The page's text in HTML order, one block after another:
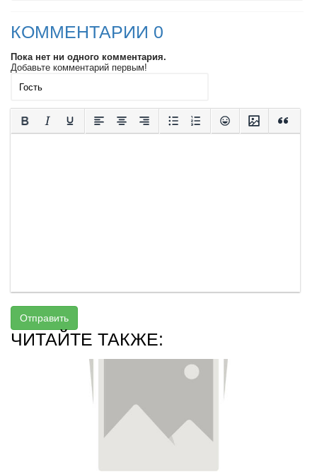
КОММЕНТАРИИ 0
Пока нет ни одного комментария.
Добавьте комментарий первым!
Отправить
ЧИТАЙТЕ ТАКЖЕ: